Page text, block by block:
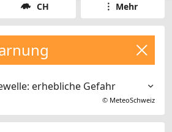
CH Mehr
erhebliche Gefahr
© MeteoSchweiz